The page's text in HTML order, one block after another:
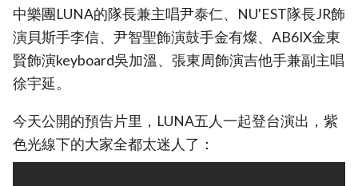
中樂團LUNA的隊長兼主唱尹泰仁、NU'EST隊長JR飾
演貝斯手李信、尹智聖飾演鼓手金有燦、AB6IX金東
賢飾演keyboard吳加溫、張東周飾演吉他手兼副主唱
徐宇延。
今天公開的預告片里，LUNA五人一起登台演出，紫
色光線下的大家全都太迷人了：